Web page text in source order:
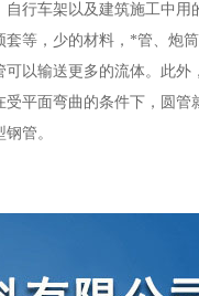
行车架以及建筑施工中用
等，少的材料，*管、炮
以输送更多的流体。此外
平面弯曲的条件下，圆管
管。